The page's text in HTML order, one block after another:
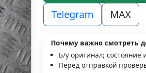
Telegram
MAX
Почему важно смотреть
Б/у оригинал;
Перед отправкой